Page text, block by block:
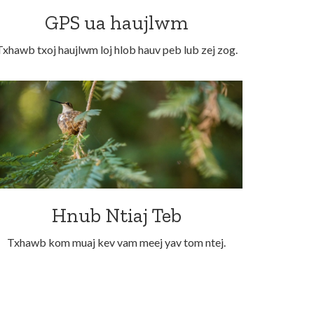
GPS ua haujlwm
txoj haujlwm loj hlob hauv peb lub zej zog.
Hnub Ntiaj Teb
Txhawb kom muaj kev vam meej yav tom ntej.